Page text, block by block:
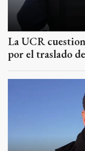
La UCR
por el traslado